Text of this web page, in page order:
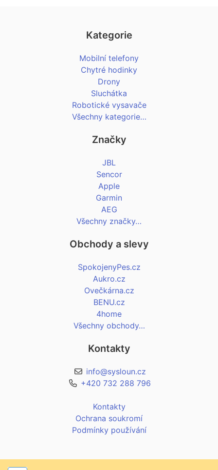
Kategorie
Mobilní telefony
Chytré hodinky
Drony
Sluchátka
Robotické vysavače
Všechny kategorie…
Značky
JBL
Sencor
Apple
Garmin
AEG
Všechny značky…
Obchody a slevy
SpokojenyPes.cz
Aukro.cz
Ovečkárna.cz
BENU.cz
4home
Všechny obchody…
Kontakty
info@sysloun.cz
+420 732 288 796
Kontakty
Ochrana soukromí
Podmínky používání